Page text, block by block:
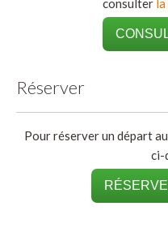
consulter
Réserver
Pour réserver un départ
ci-